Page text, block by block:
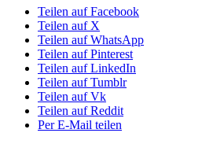
Teilen auf Facebook
Teilen auf X
Teilen auf WhatsApp
Teilen auf Pinterest
Teilen auf LinkedIn
Teilen auf Tumblr
Teilen auf Vk
Teilen auf Reddit
Per E-Mail teilen